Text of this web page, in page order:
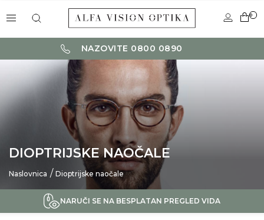
0
NAZOVITE 0800 0890
DIOPTRIJSKE NAOČALE
Naslovnica Dioptrijske naočale
NARUČI SE NA BESPLATAN PREGLED VIDA